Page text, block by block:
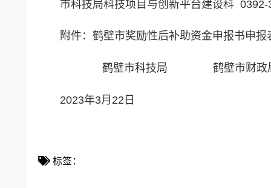
市科技局科技项目与创新平台建设科 0392-
附件： 鹤壁市奖励性后补助资金申报书申报
鹤壁市科技局 鹤壁市财
2023年3月22日
标签：